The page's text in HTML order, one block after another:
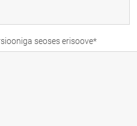
seoses erisoove